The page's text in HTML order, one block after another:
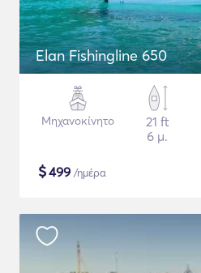
Elan Fishingline 650
Μηχανοκίνητο
21 ft
6 μ.
$499 /ημέρα